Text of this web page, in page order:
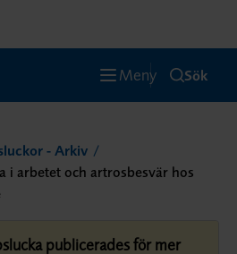
Meny Sök
- Arkiv
i arbetet och artrosbesvär hos
publicerades för mer